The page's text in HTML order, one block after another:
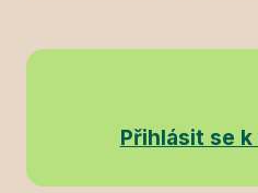
Přihlásit se